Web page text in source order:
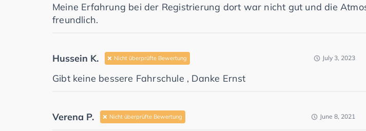
Meine Erfahrung bei der Registrierung dort war nicht gut und die
freundlich.
Hussein K. Nicht überprüfte Bewertung July 3, 2023
Gibt keine bessere Fahrschule , Danke Ernst
Verena P. Nicht überprüfte Bewertung June 8, 2021